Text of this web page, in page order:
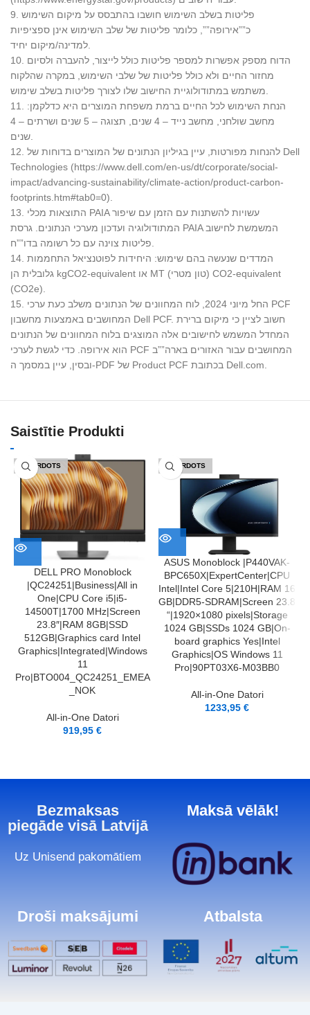
9. פליטות בשלב השימוש חושבו בהתבסס על מיקום השימוש
כ””אירופה””, כלומר פליטות של שלב השימוש אינן ספציפיות
10. הדוח מספק אפשרות למספר פליטות כולל לייצור, להעברה ולסיום
מחזור החיים ולא כולל פליטות של שלבי השימוש, במקרה שהלקוח
11. הנחת השימוש לכל החיים ברמת משפחת המוצרים היא כדלקמן:
מחשב שולחני, מחשב נייד – 4 שנים, תצוגה – 5 שנים ושרתים – 4
12. להנחות מפורטות, עיין בגיליון הנתונים של המוצרים בדוחות של Dell
Technologies (https://www.dell.com/en-us/dt/corporate/social-
impact/advancing-sustainability/climate-action/product-carbon-
footprints.htm#tab0=0).
13. התוצאות מכלי PAIA עשויות להשתנות עם הזמן עם שיפור
המתודולוגיה ועדכון מערכי הנתונים. גרסת PAIA המשמשת לחישוב
14. המדדים שנעשה בהם שימוש: היחידות לפוטנציאל התחממות
גלובלית הן kgCO2-equivalent או MT (טון מטרי) CO2-equivalent
(CO2e).
15. החל מיוני 2024, לוח המחוונים של הנתונים משלב כעת ערכי PCF
המחושבים באמצעות מחשבון Dell PCF. חשוב לציין כי מיקום ברירת
המחדל המשמש לחישובים אלה המוצגים בלוח המחוונים של הנתונים
הוא אירופה. כדי לגשת לערכי PCF המחושבים עבור האזורים בארה””ב
ובסין, עיין במסמך ה-PDF של Product PCF בכתובת Dell.com.
Saistītie Produkti
IZPĀRDOTS
DELL PRO Monoblock
|QC24251|Business|All in
One|CPU Core i5|i5-
14500T|1700 MHz|Screen
23.8″|RAM 8GB|SSD
512GB|Graphics card Intel
Graphics|Integrated|Windows
11
Pro|BTO004_QC24251_EMEA
_NOK
All-in-One Datori
919,95€
IZPĀRDOTS
ASUS Monoblock |P440VAK-
BPC650X|ExpertCenter|CPU
Intel|Intel Core 5|210H|RAM 16
GB|DDR5-SDRAM|Screen 23.8
“|1920×1080 pixels|Storage
1024 GB|SSDs 1024 GB|On-
board graphics Yes|Intel
Graphics|OS Windows 11
Pro|90PT03X6-M03BB0
All-in-One Datori
1233,95€
Bezmaksas
piegāde visā Latvijā
Uz Unisend pakomātiem
Maksā vēlāk!
Droši maksājumi Atbalsta